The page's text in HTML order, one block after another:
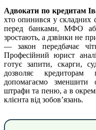
Адвокати по кредитам
хто опинився у складних
перед банками, МФО
зростають, а дзвінки не
— закон передбачає
Професійний юрист
готує запити, скарги,
дозволяє
допомагаємо зменшити
штрафи та пеню, а в
клієнта від зобов’язань.